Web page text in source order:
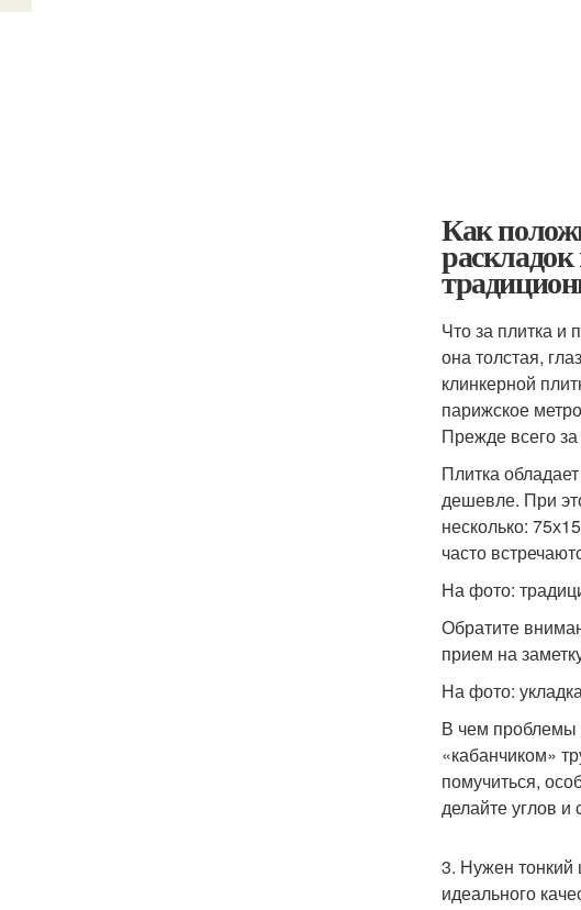
Как
Что за плитка и
она толстая,
клинкерной
парижское
Прежде всего
Плитка
дешевле. При
несколько:
часто
На фото:
Обратите
прием на
На фото:
В чем проблемы
«кабанчиком»
помучиться,
делайте углов
3. Нужен тонкий
идеального